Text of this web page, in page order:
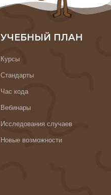
УЧЕБНЫЙ ПЛАН
Курсы
Стандарты
Час кода
Вебинары
Исследования случаев
Новые возможности